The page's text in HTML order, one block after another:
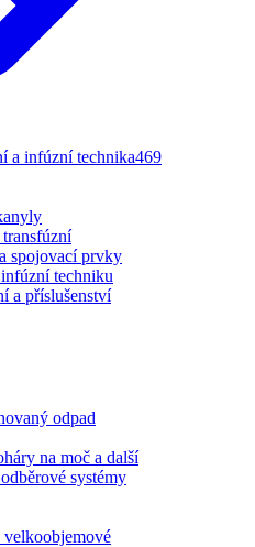
a infúzní technika469
spojovací prvky
techniku
a příslušenství
odpad
na moč a další
systémy